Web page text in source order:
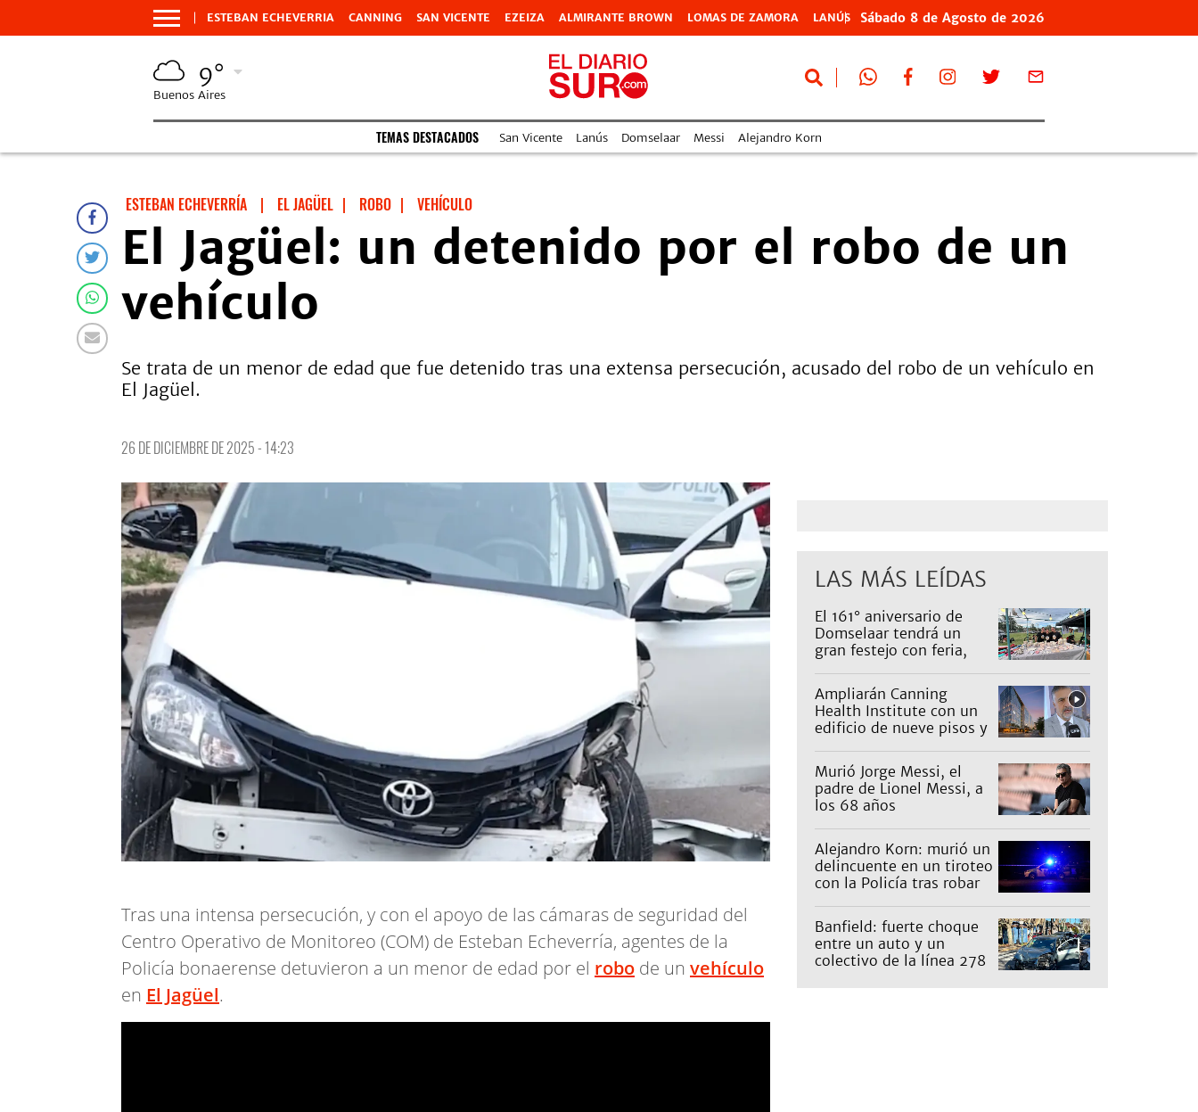
ESTEBAN ECHEVERRIA CANNING SAN VICENTE EZEIZA ALMIRANTE BROWN LOMAS DE ZAMORA LANÚS Sábado 8 de Agosto de 2026
9°
Buenos Aires
TEMAS DESTACADOS San Vicente Lanús Domselaar Messi Alejandro Korn
ESTEBAN ECHEVERRÍA | EL JAGÜEL | ROBO | VEHÍCULO
El Jagüel: un detenido por el robo de un
vehículo
Se trata de un menor de edad que fue detenido tras una extensa persecución, acusado del robo de un vehículo en
El Jagüel.
26 DE DICIEMBRE DE 2025 - 14:23
Tras una intensa persecución, y con el apoyo de las cámaras de seguridad del
Centro Operativo de Monitoreo (COM) de Esteban Echeverría, agentes de la
Policía bonaerense detuvieron a un menor de edad por el robo de un vehículo
en El Jagüel.
LAS MÁS LEÍDAS
El 161° aniversario de
Domselaar tendrá un
gran festejo con feria,
propuestas para niños
Ampliarán Canning
Health Institute con un
edificio de nueve pisos y
millones
Murió Jorge Messi, el
padre de Lionel Messi, a
los 68 años
Alejandro Korn: murió un
delincuente en un tiroteo
con la Policía tras robar
Banfield: fuerte choque
entre un auto y un
colectivo de la línea 278